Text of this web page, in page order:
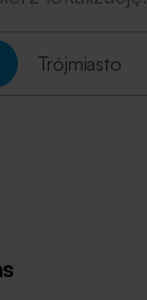
Trójmiasto